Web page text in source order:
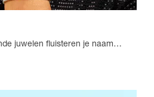
juwelen fluisteren je naam…